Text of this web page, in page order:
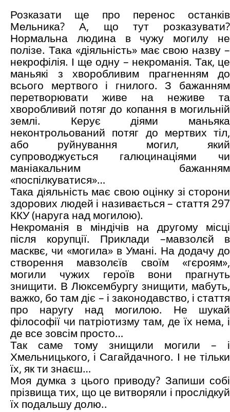
Розказати ще про перенос останків
Мельника? А, що тут розказувати?
Нормальна людина в чужу могилу не
полізе. Така «діяльність» має свою назву –
некрофілія. І ще одну – некроманія. Так, це
маньякі з хворобливим прагненням до
всього мертвого і гнилого. З бажанням
перетворювати живе на неживе та
хворобливий потяг до копання в могильній
землі. Керує діями маньяка
неконтрольований потяг до мертвих тіл,
або руйнування могил, який
супроводжується галюцинаціями чи
маніакальним бажанням
«поспілкуватися»…
Така діяльність має свою оцінку зі сторони
здорових людей і називається – стаття 297
ККУ (наруга над могилою).
Некроманія в міндічів на другому місці
після корупції. Приклади –мавзолєй в
масквє, чи «могила» в Умані. На додачу до
створення мавзолєїв своїм «гєроям»,
могили чужих героїв вони прагнуть
знищити. В Люксембургу знищити, мабуть,
важко, бо там діє – і законодавство, і стаття
про наругу над могилою. Не шукай
філософії чи патріотизму там, де їх нема, і
де все зовсім просто…
Так саме тому знищили могили – і
Хмельницького, і Сагайдачного. І не тільки
їх, як ти знаєш…
Моя думка з цього приводу? Запиши собі
прізвища тих, що це витворяли і прослідкуй
їх подальшу долю..